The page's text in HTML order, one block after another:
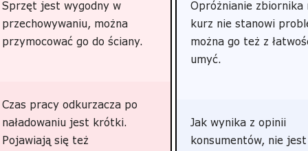
Sprzęt jest wygodny w
przechowywaniu, można
przymocować go do ściany.
Czas pracy odkurzacza po
naładowaniu jest krótki.
Pojawiają się też
Opróżnianie zbiornika
kurz nie stanowi
można go też z
umyć.
Jak wynika z opinii
konsumentów, nie